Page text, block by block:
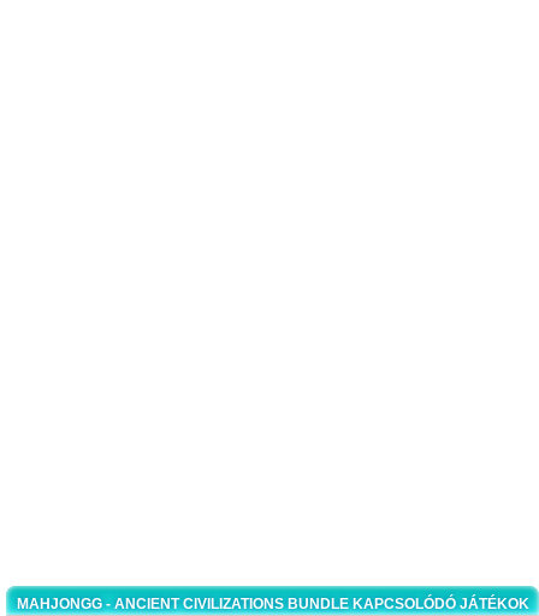
MAHJONGG - ANCIENT CIVILIZATIONS BUNDLE KAPCSOLÓDÓ JÁTÉKOK